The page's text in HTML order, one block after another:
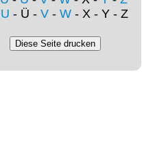
U - Ü - V- W- X - Y - Z